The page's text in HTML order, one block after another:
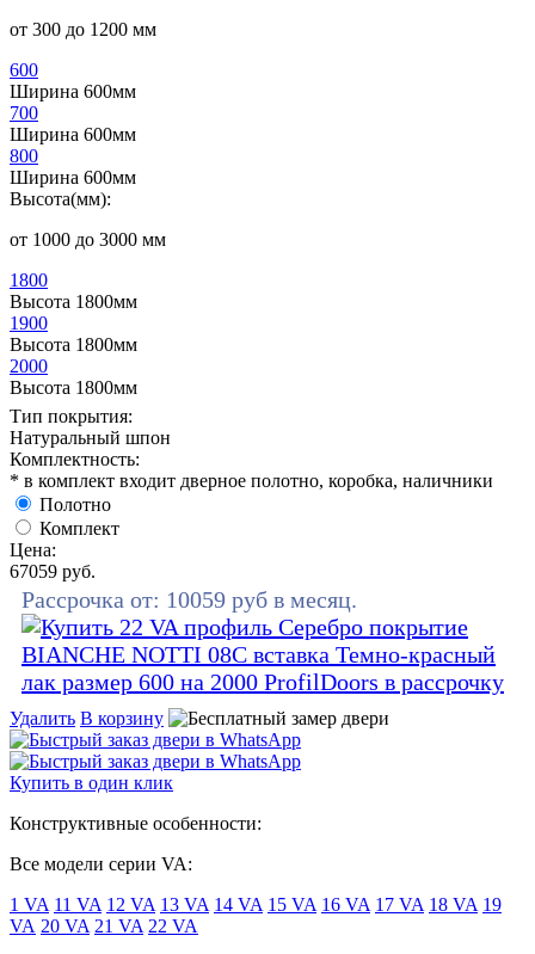
от 300 до 1200 мм
600
Ширина 600мм
700
Ширина 600мм
800
Ширина 600мм
Высота(мм):
от 1000 до 3000 мм
1800
Высота 1800мм
1900
Высота 1800мм
2000
Высота 1800мм
Тип покрытия:
Натуральный шпон
Комплектность:
* в комплект входит дверное полотно, коробка, наличники
Полотно
Комплект
Цена:
67059 руб.
Рассрочка от: 10059 руб в месяц.
Удалить В корзину
Купить в один клик
Конструктивные особенности:
Все модели серии VA:
1 VA 11 VA 12 VA 13 VA 14 VA 15 VA 16 VA 17 VA 18 VA 19
VA 20 VA 21 VA 22 VA